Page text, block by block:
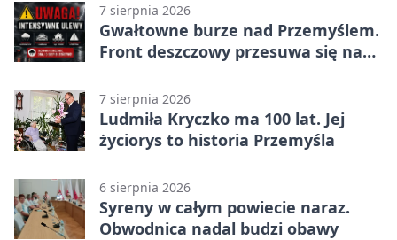
7 sierpnia 2026
Gwałtowne burze nad Przemyślem.
Front deszczowy przesuwa się na
7 sierpnia 2026
Ludmiła Kryczko ma 100 lat. Jej
życiorys to historia Przemyśla
6 sierpnia 2026
Syreny w całym powiecie naraz.
Obwodnica nadal budzi obawy